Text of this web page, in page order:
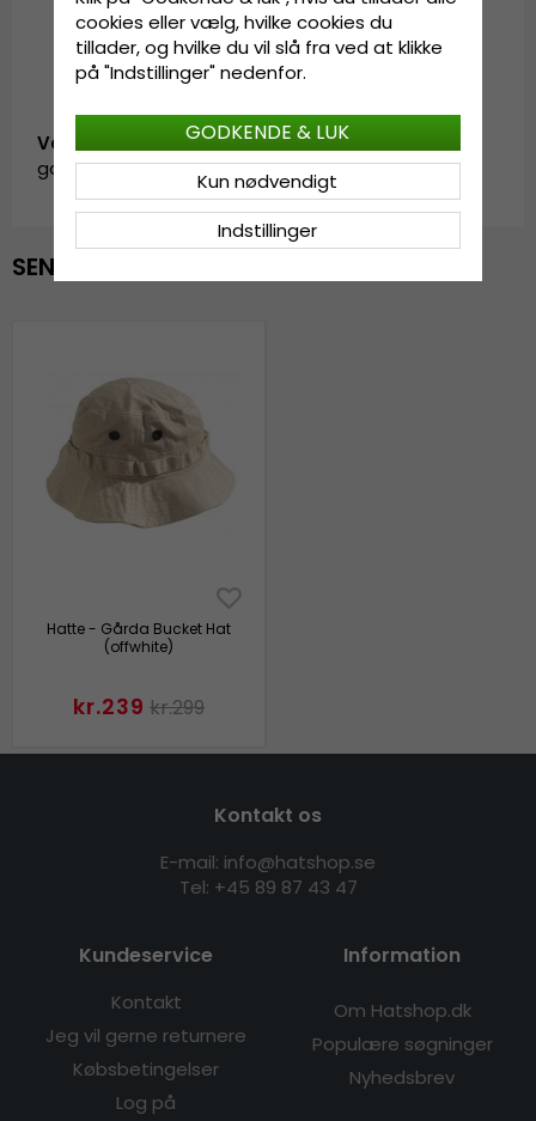
Vare-ID:
garda.buckethat.offwhite
SENAST VISTE
Hatte - Gårda Bucket Hat
(offwhite)
kr.239 kr.299
Kontakt os
E-mail: info@hatshop.se
Tel: +45 89 87 43 47
Kundeservice
Kontakt
Jeg vil gerne returnere
Købsbetingelser
Log på
Information
Om Hatshop.dk
Populære søgninger
Nyhedsbrev
cookies eller vælg, hvilke cookies du
tillader, og hvilke du vil slå fra ved at klikke
på "Indstillinger" nedenfor.
Indstillinger
Kun nødvendigt
GODKENDE & LUK